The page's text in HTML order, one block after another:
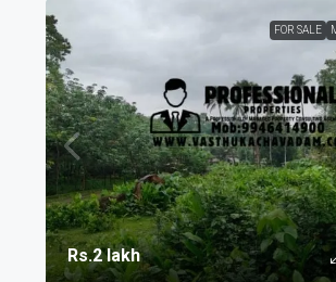
FOR SALE
Rs.2 lakh